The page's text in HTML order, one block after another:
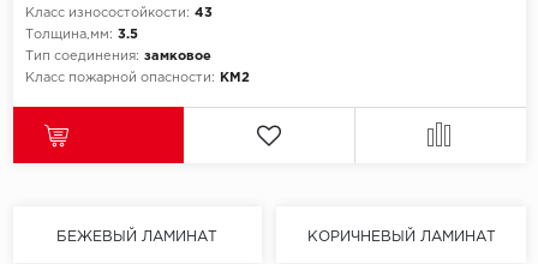
Класс износостойкости: 43
Толщина,мм: 3.5
Тип соединения: замковое
Класс пожарной опасности:
КМ2
БЕЖЕВЫЙ ЛАМИНАТ КОРИЧНЕВЫЙ ЛАМИНАТ